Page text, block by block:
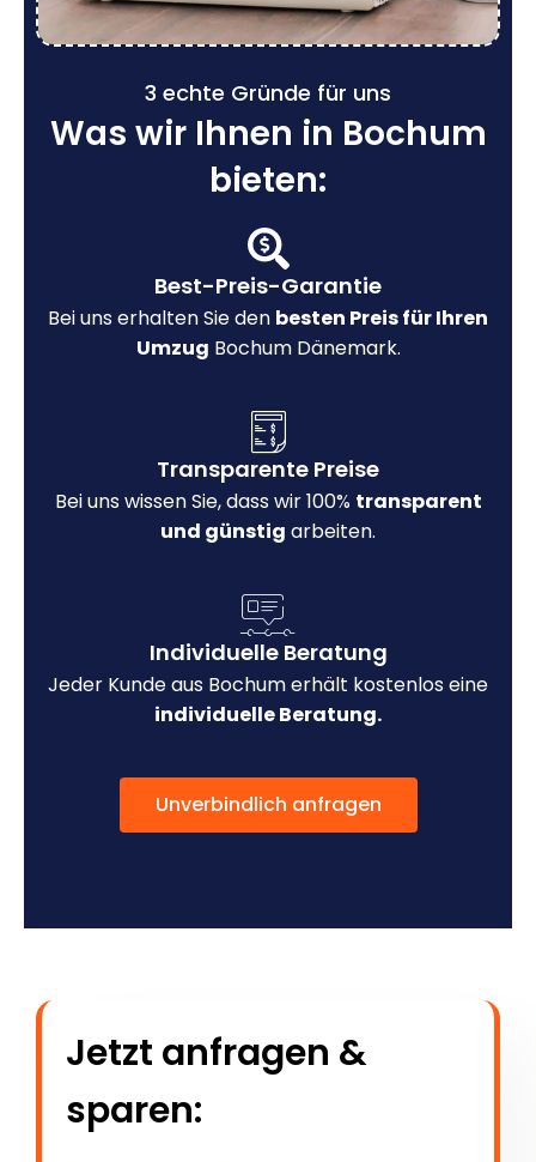
3 echte Gründe für uns
Was wir Ihnen in Bochum
bieten:
Best-Preis-Garantie
Bei uns erhalten Sie den besten Preis für Ihren
Umzug Bochum Dänemark.
Transparente Preise
Bei uns wissen Sie, dass wir 100% transparent
und günstig arbeiten.
Individuelle Beratung
Jeder Kunde aus Bochum erhält kostenlos eine
individuelle Beratung.
Unverbindlich anfragen
Jetzt anfragen &
sparen: